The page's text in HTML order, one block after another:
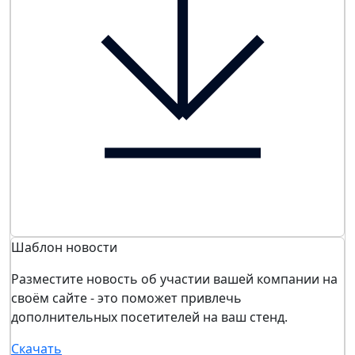
Шаблон новости
Разместите новость об участии вашей компании на
своём сайте - это поможет привлечь
дополнительных посетителей на ваш стенд.
Скачать